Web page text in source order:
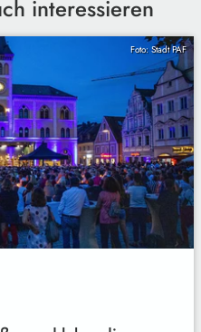
interessieren
Foto: Stadt PAF